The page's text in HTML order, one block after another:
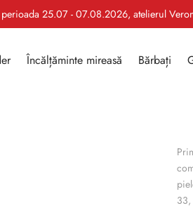
25.07 - 07.08.2026, atelierul
Încălțăminte mireasă Bărbați
33,